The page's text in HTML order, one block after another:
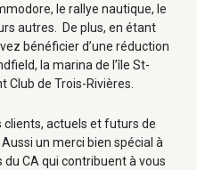
le rallye nautique, le
autres. De plus, en étant
bénéficier d’une réduction
la marina de l’île St-
Club de Trois-Rivières.
actuels et futurs de
un merci bien spécial à
CA qui contribuent à vous